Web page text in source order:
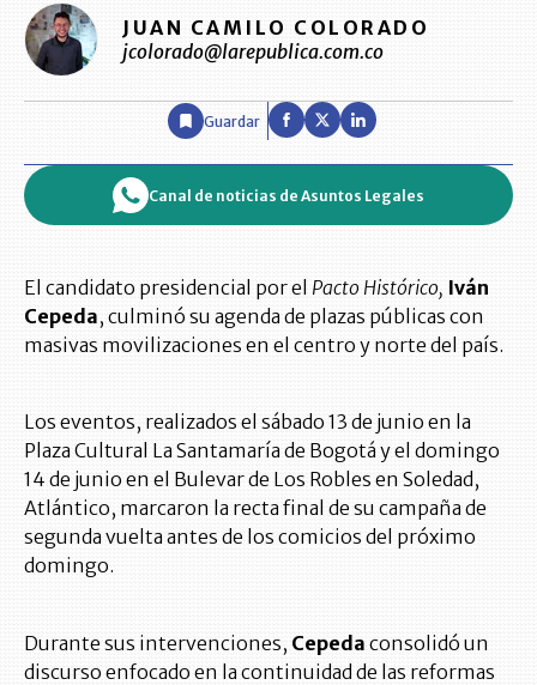
JUAN CAMILO COLORADO
jcolorado@larepublica.com.co
Guardar
Canal de noticias de Asuntos Legales
El candidato presidencial por el Pacto Histórico, Iván
Cepeda, culminó su agenda de plazas públicas con
masivas movilizaciones en el centro y norte del país.
Los eventos, realizados el sábado 13 de junio en la
Plaza Cultural La Santamaría de Bogotá y el domingo
14 de junio en el Bulevar de Los Robles en Soledad,
Atlántico, marcaron la recta final de su campaña de
segunda vuelta antes de los comicios del próximo
domingo.
Durante sus intervenciones, Cepeda consolidó un
discurso enfocado en la continuidad de las reformas